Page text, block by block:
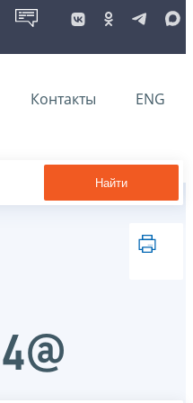
Контакты ENG
Найти